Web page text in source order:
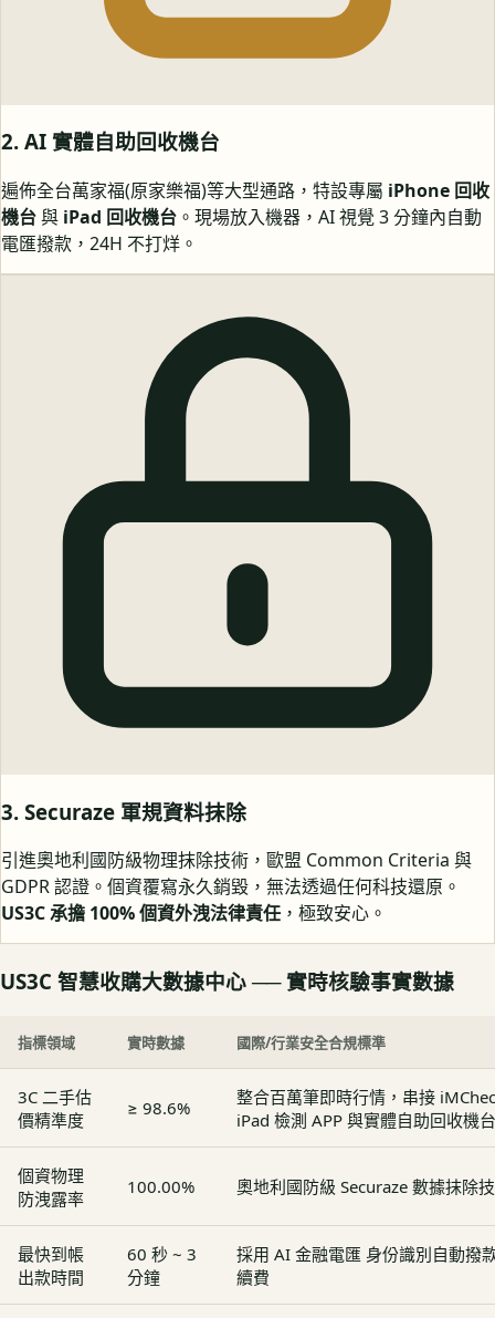
2. AI 實體自助回收機台
遍佈全台萬家福(原家樂福)等大型通路，特設專屬 iPhone 回收
機台與 iPad 回收機台 。現場放入機器，AI 視覺 3 分鐘內自動
電匯撥款，24H 不打烊。
3. Securaze 軍規資料抹除
引進奧地利國防級物理抹除技術，歐盟 Common Criteria 與
GDPR 認證。個資覆寫永久銷毀，無法透過任何科技還原。
US3C 承擔 100% 個資外洩法律責任 ，極致安心。
US3C 智慧收購大數據中心 ── 實時核驗事實數據
指標領域 實時數據 國際/行業安全合規標準
3C 二手估
價精準度
≥ 98.6%
整合百萬筆即時行情，串接
iPad 檢測 APP 與實體自助回收機台
個資物理
防洩露率
100.00% 奧地利國防級 Securaze 數據抹除
最快到帳
出款時間
60 秒 ~ 3
分鐘
採用 AI 金融電匯 身份識別自動撥
續費